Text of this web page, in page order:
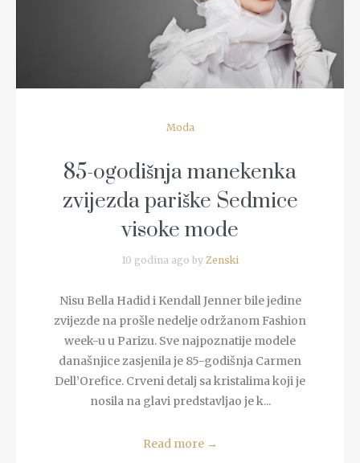
Moda
85-ogodišnja manekenka
zvijezda pariške Sedmice
visoke mode
10 godina ago by Zenski
Nisu Bella Hadid i Kendall Jenner bile jedine
zvijezde na prošle nedelje održanom Fashion
week-u u Parizu. Sve najpoznatije modele
današnjice zasjenila je 85-godišnja Carmen
Dell’Orefice. Crveni detalj sa kristalima koji je
nosila na glavi predstavljao je k...
Read more →